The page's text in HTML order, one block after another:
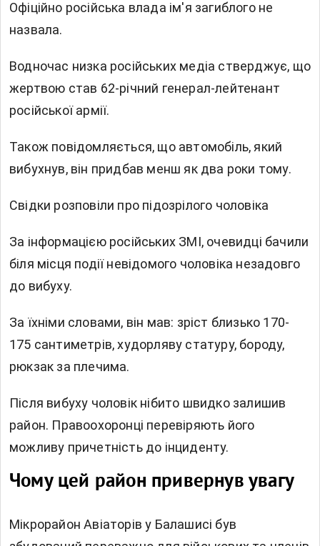
Офіційно російська влада ім'я загиблого не
назвала.
Водночас низка російських медіа стверджує, що
жертвою став 62-річний генерал-лейтенант
російської армії.
Також повідомляється, що автомобіль, який
вибухнув, він придбав менш як два роки тому.
Свідки розповіли про підозрілого чоловіка
За інформацією російських ЗМІ, очевидці бачили
біля місця події невідомого чоловіка незадовго
до вибуху.
За їхніми словами, він мав: зріст близько 170-
175 сантиметрів, худорляву статуру, бороду,
рюкзак за плечима.
Після вибуху чоловік нібито швидко залишив
район. Правоохоронці перевіряють його
можливу причетність до інциденту.
Чому цей район привернув увагу
Мікрорайон Авіаторів у Балашисі був